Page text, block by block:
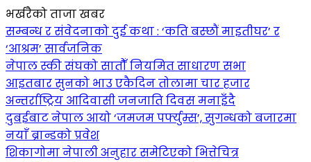
भर्खरैको ताजा खबर
सम्बन्ध र संवेदनाको दुई कथा : ‘कति बस्छौं माइतीघर’ र
‘आश्रम’ सार्वजनिक
नेपाल स्की संघको सातौँ नियमित साधारण सभा
आइतबार सुनको भाउ एकैदिन तोलामा चार हजार
अन्तर्राष्ट्रिय आदिवासी जनजाति दिवस मनाइँदै
दुबईबाट नेपाल आयो ‘जमजम पर्फ्युम्स’, सुगन्धको बजारमा
नयाँ ब्रान्डको प्रवेश
शिकागोमा नेपाली अनुहार समेटिएको भित्तेचित्र